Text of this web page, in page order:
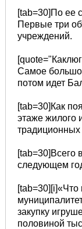
[tab=30]По ее
Первые три
учреждений.
Самое
потом идет
[tab=30]Как
этаже жилого
традиционных
[tab=30]Всего
следующем
закупку
половиной